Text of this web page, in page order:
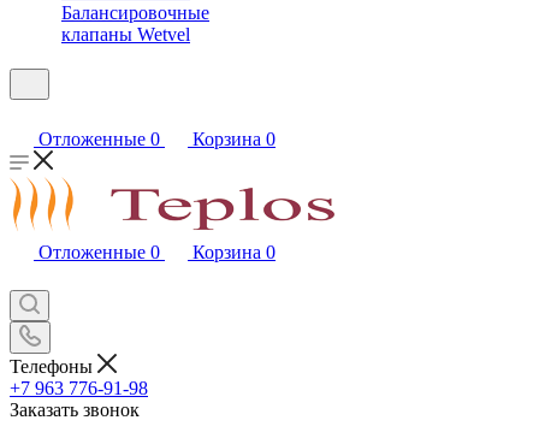
Балансировочные
клапаны Wetvel
Отложенные 0 Корзина 0
Отложенные 0 Корзина 0
Телефоны
+7 963 776-91-98
Заказать звонок